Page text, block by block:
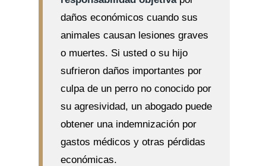
daños económicos cuando sus
animales causan lesiones graves
o muertes. Si usted o su hijo
sufrieron daños importantes por
culpa de un perro no conocido por
su agresividad, un abogado puede
obtener una indemnización por
gastos médicos y otras pérdidas
económicas.